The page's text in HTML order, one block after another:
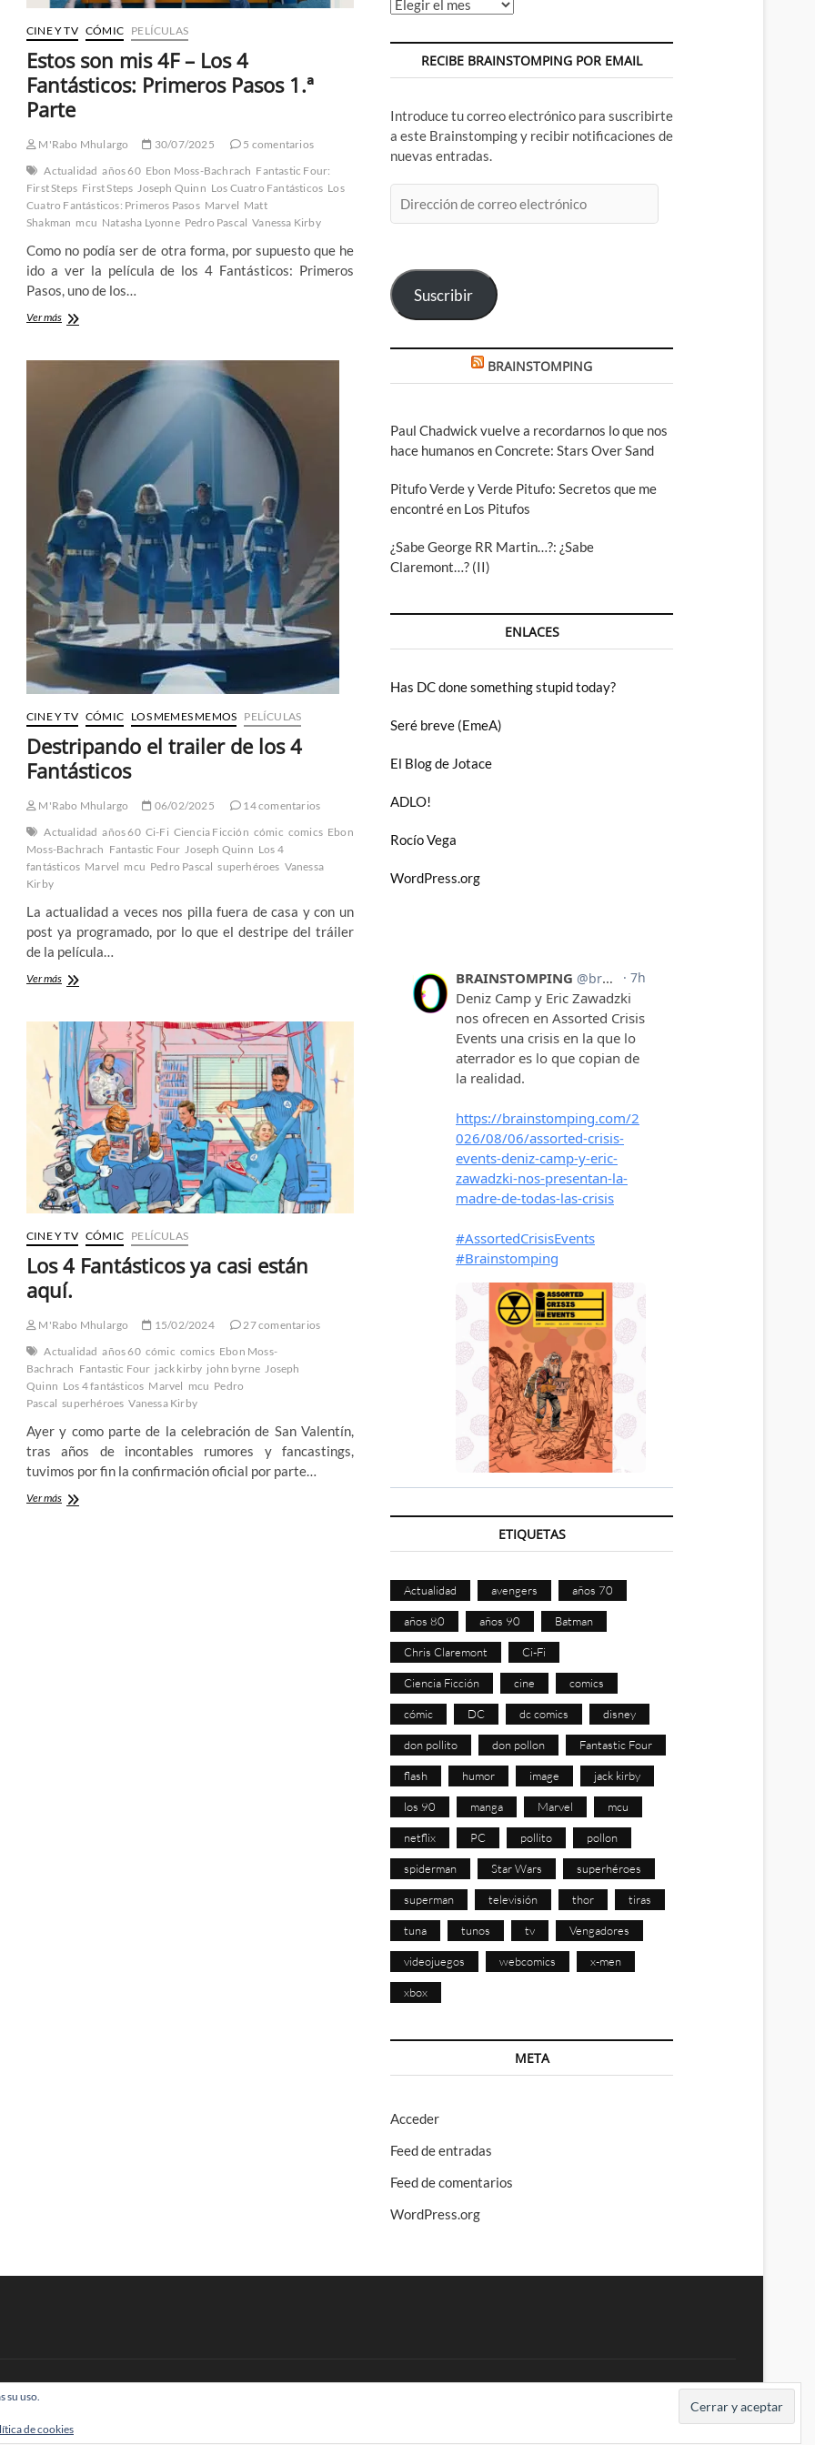
CINE Y TV CÓMIC PELÍCULAS
Estos son mis 4F – Los 4
Fantásticos: Primeros Pasos 1.ª
Parte
M'Rabo Mhulargo 30/07/2025
5 comentarios
Actualidad años 60 Ebon Moss-Bachrach Fantastic Four:
First Steps First Steps Joseph Quinn Los Cuatro Fantásticos Los
Cuatro Fantásticos: Primeros Pasos Marvel Matt
Shakman mcu Natasha Lyonne Pedro Pascal Vanessa Kirby
Como no podía ser de otra forma, por supuesto que he
ido a ver la película de los 4 Fantásticos: Primeros
Pasos, uno de los…
Ver másEstos
Fantásticos:
Primeros
Pasos
Parte
CINE Y TV CÓMIC LOS MEMES MEMOS PELÍCULAS
Destripando el trailer de los 4
Fantásticos
M'Rabo Mhulargo 06/02/2025
14 comentarios
Actualidad años 60 Ci-Fi Ciencia Ficción cómic comics Ebon
Moss-Bachrach Fantastic Four Joseph Quinn Los 4
fantásticos Marvel mcu Pedro Pascal superhéroes Vanessa
Kirby
La actualidad a veces nos pilla fuera de casa y con un
post ya programado, por lo que el destripe del tráiler
de la película…
Ver másDestripando
de
los
4
Fantásticos
CINE Y TV CÓMIC PELÍCULAS
Los 4 Fantásticos ya casi están
aquí.
M'Rabo Mhulargo 15/02/2024
27 comentarios
Actualidad años 60 cómic comics Ebon Moss-
Bachrach Fantastic Four jack kirby john byrne Joseph
Quinn Los 4 fantásticos Marvel mcu Pedro
Pascal superhéroes Vanessa Kirby
Ayer y como parte de la celebración de San Valentín,
tras años de incontables rumores y fancastings,
tuvimos por fin la confirmación oficial por parte…
Ver másLos
Archivos
RECIBE BRAINSTOMPING POR EMAIL
Introduce tu correo electrónico para suscribirte
a este Brainstomping y recibir notificaciones de
nuevas entradas.
de
Suscribir
BRAINSTOMPING
Paul Chadwick vuelve a recordarnos lo que nos
hace humanos en Concrete: Stars Over Sand
Pitufo Verde y Verde Pitufo: Secretos que me
encontré en Los Pitufos
¿Sabe George RR Martin…?: ¿Sabe
Claremont…? (II)
ENLACES
Has DC done something stupid today?
Seré breve (EmeA)
El Blog de Jotace
ADLO!
Rocío Vega
WordPress.org
ETIQUETAS
Actualidad avengers años 70
años 80 años 90 Batman
Chris Claremont Ci-Fi
Ciencia Ficción cine comics
cómic DC dc comics disney
don pollito don pollon Fantastic Four
flash humor image jack kirby
los 90 manga Marvel mcu
netflix PC pollito pollon
spiderman Star Wars superhéroes
superman televisión thor tiras
tuna tunos tv Vengadores
videojuegos webcomics x-men
xbox
META
Acceder
Feed de entradas
Feed de comentarios
WordPress.org
los derechos reservados
su uso.
de cookies